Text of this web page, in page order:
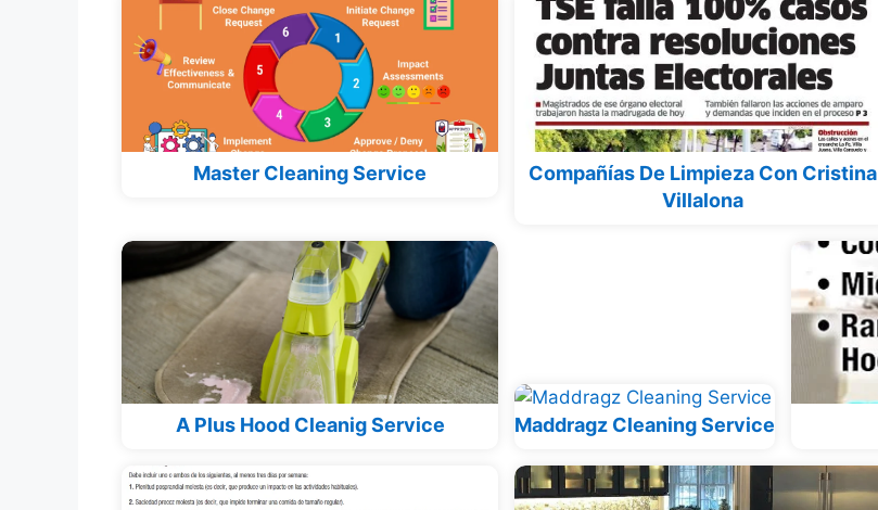
Master Cleaning Service
Compañías De Limpieza Con Cristina
Villalona
A Plus Hood Cleanig Service Maddragz Cleaning Service